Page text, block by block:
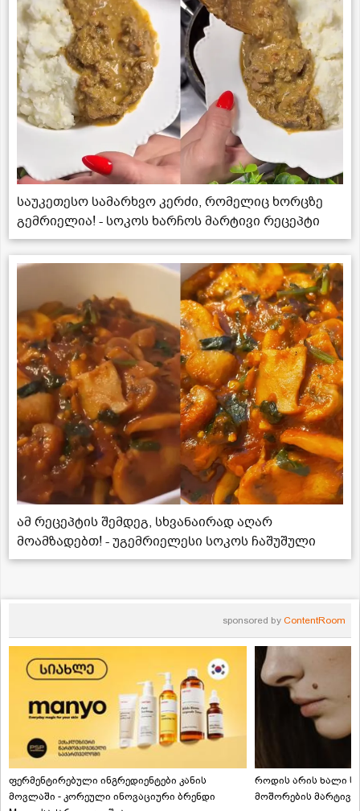
საუკეთესო სამარხვო კერძი, რომელიც ხორცზე
გემრიელია! - სოკოს ხარჩოს მარტივი რეცეპტი
ამ რეცეპტის შემდეგ, სხვანაირად აღარ
მოამზადებთ! - უგემრიელესი სოკოს ჩაშუშული
sponsored by ContentRoom
ფერმენტირებული ინგრედიენტები კანის
მოვლაში - კორეული ინოვაციური ბრენდი
როდის არის ხალი
მოშორების